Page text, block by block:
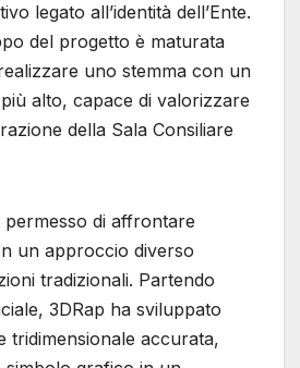
legato all’identità dell’Ente.
del progetto è maturata
uno stemma con un
alto, capace di valorizzare
della Sala Consiliare
permesso di affrontare
un approccio diverso
tradizionali. Partendo
3DRap ha sviluppato
tridimensionale accurata,